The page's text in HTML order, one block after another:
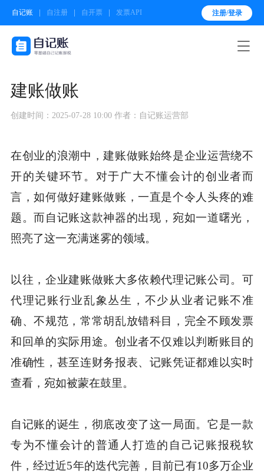
自记账 自注册 自开票 发票API 注册/登录

建账做账
创建时间：2025-07-28 10:00 作者：自记账运营部
在创业的浪潮中，建账做账始终是企业运营绕不
开的关键环节。对于广大不懂会计的创业者而
言，如何做好建账做账，一直是个令人头疼的难
题。而自记账这款神器的出现，宛如一道曙光，
照亮了这一充满迷雾的领域。
以往，企业建账做账大多依赖代理记账公司。可
代理记账行业乱象丛生，不少从业者记账不准
确、不规范，常常胡乱放错科目，完全不顾发票
和回单的实际用途。创业者不仅难以判断账目的
准确性，甚至连财务报表、记账凭证都难以实时
查看，宛如被蒙在鼓里。
自记账的诞生，彻底改变了这一局面。它是一款
专为不懂会计的普通人打造的自己记账报税软
件，经过近5年的迭代完善，目前已有10多万企业